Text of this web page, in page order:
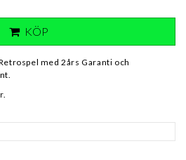
KÖP
med 2års Garanti och